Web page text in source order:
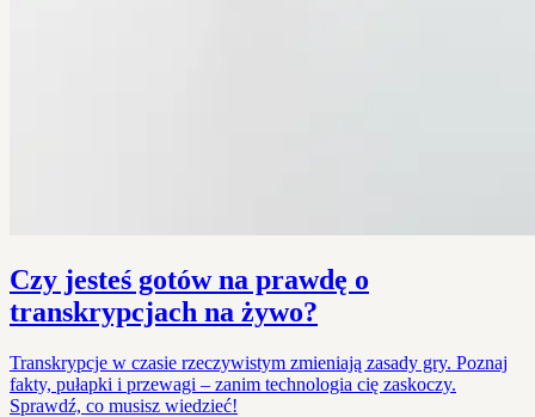
Czy jesteś gotów na prawdę o
transkrypcjach na żywo?
Transkrypcje w czasie rzeczywistym zmieniają zasady gry. Poznaj
fakty, pułapki i przewagi – zanim technologia cię zaskoczy.
Sprawdź, co musisz wiedzieć!